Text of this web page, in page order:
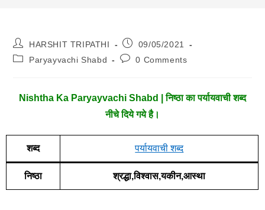
Post
Author:
HARSHIT TRIPATHI
Post
Published:
09/05/2021
PostParyayvachi Shabd
Post0 Comments
Nishtha Ka Paryayvachi Shabd | निष्ठा का पर्यायवाची शब्द
नीचे दिये गये है।
शब्द पर्यायवाची शब्द
निष्ठा श्रद्धा,विश्वास,यकीन,आस्था